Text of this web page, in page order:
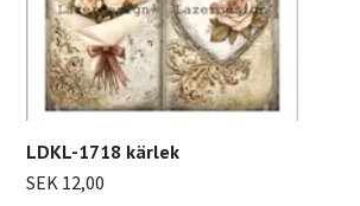
LDKL-1718 kärlek
SEK 12,00